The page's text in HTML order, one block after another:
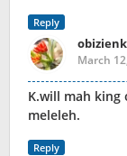
Reply
March
K.will mah king
meleleh.
Reply